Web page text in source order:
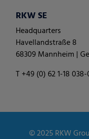
RKW SE
Headquarters
Havellandstraße 8
68309 Mannheim |
T +49 (0) 62 1-18
© 2025RKW